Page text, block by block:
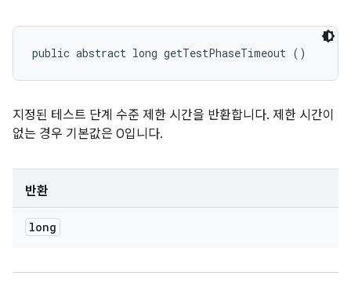
public abstract long getTestPhaseTimeout ()
지정된 테스트 단계 수준 제한 시간을 반환합니다. 제한 시간이
없는 경우 기본값은 0입니다.
반환
long